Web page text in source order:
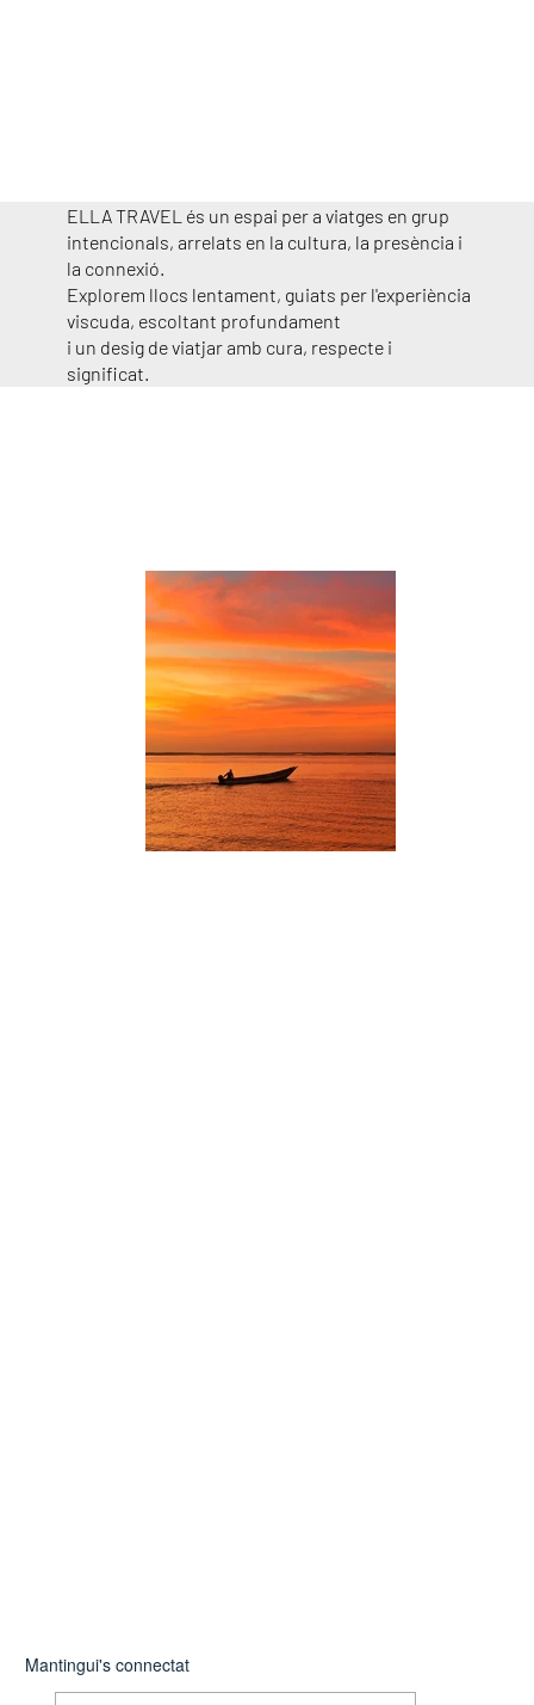
ELLA TRAVEL és un espai per a viatges en grup
intencionals, arrelats en la cultura, la presència i
la connexió.
Explorem llocs lentament, guiats per l'experiència
viscuda, escoltant profundament
i un desig de viatjar amb cura, respecte i
significat.
Mantingui's connectat